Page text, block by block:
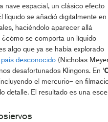
nave espacial, un clásico efecto
líquido se añadió digitalmente en
haciéndolo aparecer allá
se comporta un líquido
algo que ya se había explorado
desconocido(Nicholas
desafortunados Klingons. En ‘
el mercurio– en
detalle. El resultado es una